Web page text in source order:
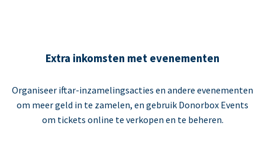
Extra inkomsten met evenementen
Organiseer iftar-inzamelingsacties en andere evenementen
om meer geld in te zamelen, en gebruik Donorbox Events
om tickets online te verkopen en te beheren.